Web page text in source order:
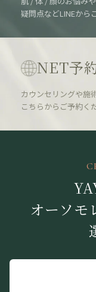
疑問点などLINEから
NET予
カウンセリングや施
こちらからご予約く
オーソモ